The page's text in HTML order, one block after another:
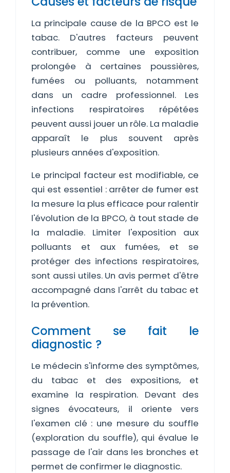
La principale cause de la BPCO est le
tabac. D'autres facteurs peuvent
contribuer, comme une exposition
prolongée à certaines poussières,
fumées ou polluants, notamment
dans un cadre professionnel. Les
infections respiratoires répétées
peuvent aussi jouer un rôle. La maladie
apparaît le plus souvent après
plusieurs années d'exposition.
Le principal facteur est modifiable, ce
qui est essentiel : arrêter de fumer est
la mesure la plus efficace pour ralentir
l'évolution de la BPCO, à tout stade de
la maladie. Limiter l'exposition aux
polluants et aux fumées, et se
protéger des infections respiratoires,
sont aussi utiles. Un avis permet d'être
accompagné dans l'arrêt du tabac et
la prévention.
Comment se fait le
diagnostic ?
Le médecin s'informe des symptômes,
du tabac et des expositions, et
examine la respiration. Devant des
signes évocateurs, il oriente vers
l'examen clé : une mesure du souffle
(exploration du souffle), qui évalue le
passage de l'air dans les bronches et
permet de confirmer le diagnostic.